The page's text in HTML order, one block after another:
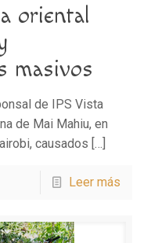
oriental
masivos
de IPS Vista
de Mai Mahiu, en
causados […]
Leer más